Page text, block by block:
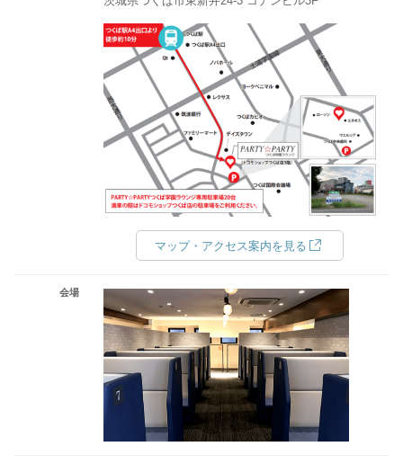
マップ・アクセス案内を見る
会場